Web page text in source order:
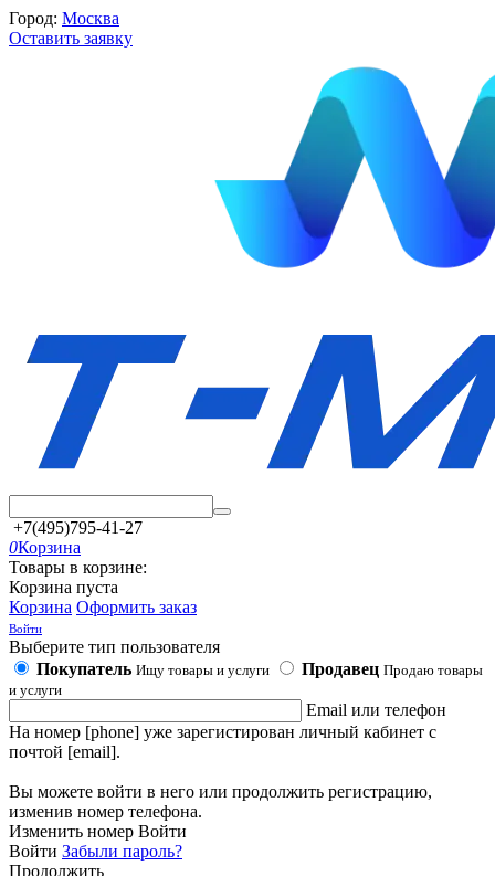
Город: Москва
Оставить заявку
+7(495)795-41-27
0Корзина
Товары в корзине:
Корзина пуста
Корзина Оформить заказ
Войти
Выберите тип пользователя
Покупатель Ищу товары и услуги Продавец Продаю товары
и услуги
Email или телефон
На номер [phone] уже зарегистирован личный кабинет с
почтой [email].
Вы можете войти в него или продолжить регистрацию,
изменив номер телефона.
Изменить номер Войти
Войти Забыли пароль?
Продолжить